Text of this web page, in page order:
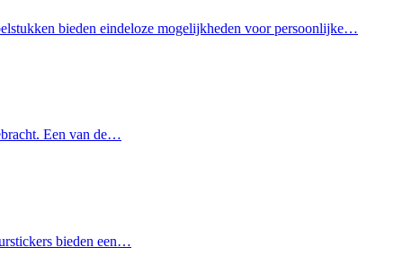
bieden eindeloze mogelijkheden voor persoonlijke…
Een van de…
bieden een…